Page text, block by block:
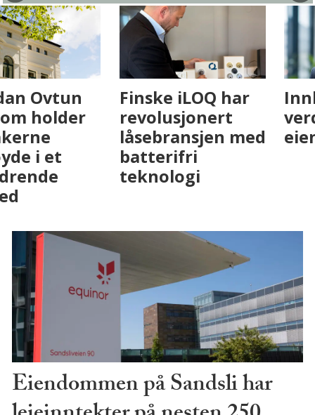
Fenistra endrer
eiendomsbransjen
med AI. Slik ser vi
på fremtiden
Hvordan Ovtun
Eiendom holder
leietakerne
fornøyde i et
utfordrende
Eiendommen på Sandsli har